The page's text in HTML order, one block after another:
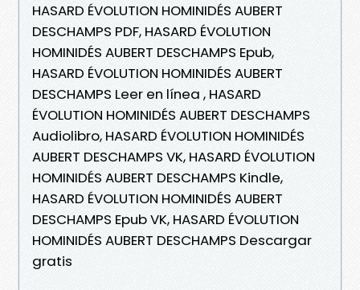
HASARD ÉVOLUTION HOMINIDÉS AUBERT
DESCHAMPS PDF, HASARD ÉVOLUTION
HOMINIDÉS AUBERT DESCHAMPS Epub,
HASARD ÉVOLUTION HOMINIDÉS AUBERT
DESCHAMPS Leer en línea , HASARD
ÉVOLUTION HOMINIDÉS AUBERT DESCHAMPS
Audiolibro, HASARD ÉVOLUTION HOMINIDÉS
AUBERT DESCHAMPS VK, HASARD ÉVOLUTION
HOMINIDÉS AUBERT DESCHAMPS Kindle,
HASARD ÉVOLUTION HOMINIDÉS AUBERT
DESCHAMPS Epub VK, HASARD ÉVOLUTION
HOMINIDÉS AUBERT DESCHAMPS Descargar
gratis